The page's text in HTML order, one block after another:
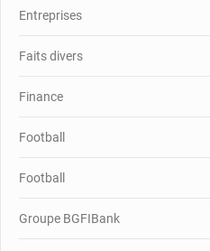
Entreprises
Faits divers
Finance
Football
Football
Groupe BGFIBank